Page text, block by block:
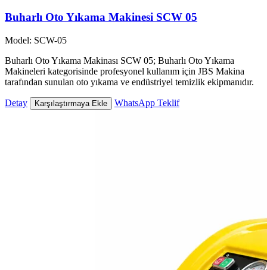
Buharlı Oto Yıkama Makinesi SCW 05
Model: SCW-05
Buharlı Oto Yıkama Makinası SCW 05; Buharlı Oto Yıkama
Makineleri kategorisinde profesyonel kullanım için JBS Makina
tarafından sunulan oto yıkama ve endüstriyel temizlik ekipmanıdır.
Detay Karşılaştırmaya Ekle WhatsApp Teklif